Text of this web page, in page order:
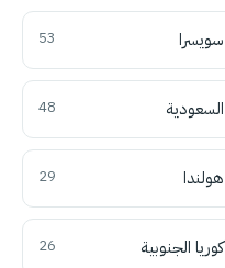
سويسرا 53
السعودية 48
هولندا 29
كوريا الجنوبية 26